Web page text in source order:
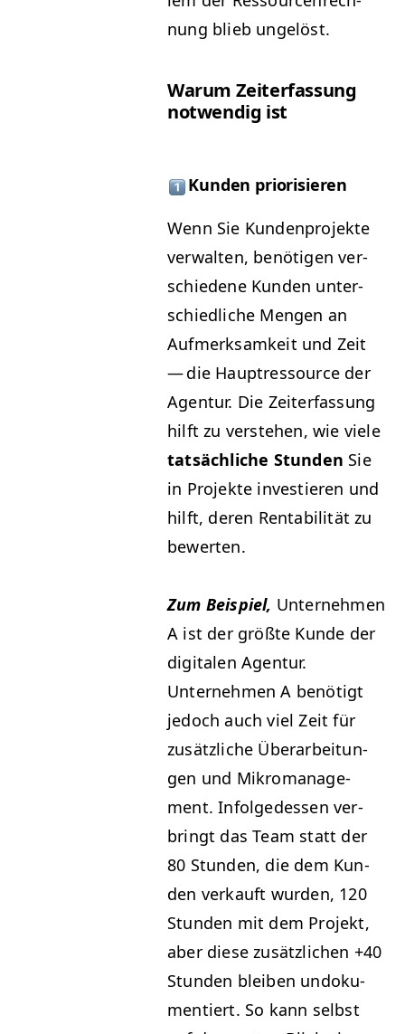
nung blieb ungelöst.
Warum Zeit­er­fas­sung
notwendig ist
Kun­den priorisieren
Wenn Sie Kun­den­pro­jek­te
ver­wal­ten, benöti­gen ver­
schiedene Kun­den unter­
schiedliche Men­gen an
Aufmerk­samkeit und Zeit
— die Haup­tres­source der
Agen­tur. Die Zeit­er­fas­sung
hil­ft zu ver­ste­hen, wie viele
tat­säch­liche Stun­den Sie
in Pro­jek­te investieren und
hil­ft, deren Rentabil­ität zu
bewerten.
Zum Beispiel, Unternehmen
A ist der größte Kunde der
dig­i­tal­en Agen­tur.
Unternehmen A benötigt
jedoch auch viel Zeit für
zusät­zliche Über­ar­beitun­
gen und Mikro­man­age­
ment. Infolgedessen ver­
bringt das Team statt der
80 Stun­den, die dem Kun­
den verkauft wur­den, 120
Stun­den mit dem Pro­jekt,
aber diese zusät­zlichen +40
Stun­den bleiben undoku­
men­tiert. So kann selb­st